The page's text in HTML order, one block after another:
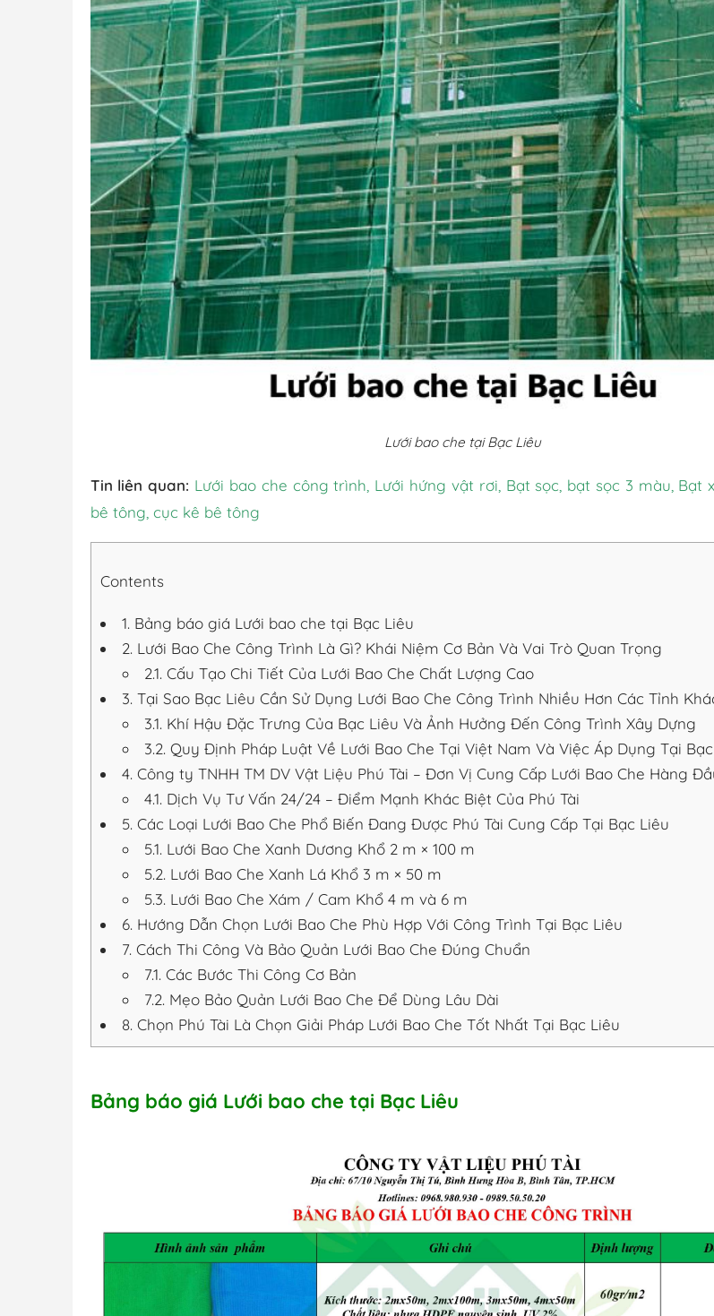
Lưới bao che tại Bạc Liêu
Tin liên quan: Lưới bao che công trình Lưới hứng vật rơi Bạt sọc, bạt sọc 3 màu Bạt
bê tông, cục kê bê tông
Contents
1. Bảng báo giá Lưới bao che tại Bạc Liêu
2. Lưới Bao Che Công Trình Là Gì? Khái Niệm Cơ Bản Và Vai Trò Quan Trọng
2.1. Cấu Tạo Chi Tiết Của Lưới Bao Che Chất Lượng Cao
3. Tại Sao Bạc Liêu Cần Sử Dụng Lưới Bao Che Công Trình Nhiều Hơn Các Tỉnh
3.1. Khí Hậu Đặc Trưng Của Bạc Liêu Và Ảnh Hưởng Đến Công Trình Xây Dựng
3.2. Quy Định Pháp Luật Về Lưới Bao Che Tại Việt Nam Và Việc Áp Dụng Tại
4. Công ty TNHH TM DV Vật Liệu Phú Tài – Đơn Vị Cung Cấp Lưới Bao Che Hàng
4.1. Dịch Vụ Tư Vấn 24/24 – Điểm Mạnh Khác Biệt Của Phú Tài
5. Các Loại Lưới Bao Che Phổ Biến Đang Được Phú Tài Cung Cấp Tại Bạc Liêu
5.1. Lưới Bao Che Xanh Dương Khổ 2 m × 100 m
5.2. Lưới Bao Che Xanh Lá Khổ 3 m × 50 m
5.3. Lưới Bao Che Xám / Cam Khổ 4 m và 6 m
6. Hướng Dẫn Chọn Lưới Bao Che Phù Hợp Với Công Trình Tại Bạc Liêu
7. Cách Thi Công Và Bảo Quản Lưới Bao Che Đúng Chuẩn
7.1. Các Bước Thi Công Cơ Bản
7.2. Mẹo Bảo Quản Lưới Bao Che Để Dùng Lâu Dài
8. Chọn Phú Tài Là Chọn Giải Pháp Lưới Bao Che Tốt Nhất Tại Bạc Liêu
Bảng báo giá Lưới bao che tại Bạc Liêu